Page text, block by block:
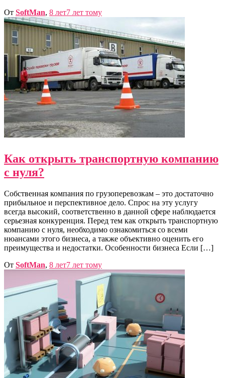
От SoftMan, 8 лет7 лет тому
Как открыть транспортную компанию
с нуля?
Собственная компания по грузоперевозкам – это достаточно
прибыльное и перспективное дело. Спрос на эту услугу
всегда высокий, соответственно в данной сфере наблюдается
серьезная конкуренция. Перед тем как открыть транспортную
компанию с нуля, необходимо ознакомиться со всеми
нюансами этого бизнеса, а также объективно оценить его
преимущества и недостатки. Особенности бизнеса Если […]
От SoftMan, 8 лет7 лет тому